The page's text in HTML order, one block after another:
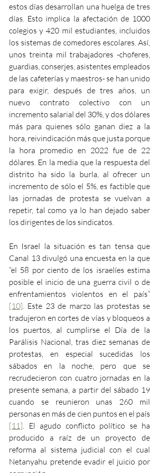
estos días desarrollan una huelga de tres
días. Esto implica la afectación de 1000
colegios y 420 mil estudiantes, incluidos
los sistemas de comedores escolares. Así,
unos treinta mil trabajadores -choferes,
guardias, conserjes, asistentes empleados
de las cafeterías y maestros- se han unido
para exigir, después de tres años, un
nuevo contrato colectivo con un
incremento salarial del 30%, y dos dólares
más para quienes sólo ganan diez a la
hora, reivindicación más que justa porque
la hora promedio en 2022 fue de 22
dólares. En la media que la respuesta del
distrito ha sido la burla, al ofrecer un
incremento de sólo el 5%, es factible que
las jornadas de protesta se vuelvan a
repetir, tal como ya lo han dejado saber
los dirigentes de los sindicatos.
En Israel la situación es tan tensa que
Canal 13 divulgó una encuesta en la que
“el 58 por ciento de los israelíes estima
posible el inicio de una guerra civil o de
[10]. Este 23 de marzo las protestas se
tradujeron en cortes de vías y bloqueos a
los puertos, al cumplirse el Día de la
Parálisis Nacional, tras diez semanas de
protestas, en especial sucedidas los
sábados en la noche, pero que se
recrudecieron con cuatro jornadas en la
presente semana, a partir del sábado 19
cuando se reunieron unas 260 mil
[11]. El agudo conflicto político se ha
producido a raíz de un proyecto de
reforma al sistema judicial con el cual
Netanyahu pretende evadir el juicio por